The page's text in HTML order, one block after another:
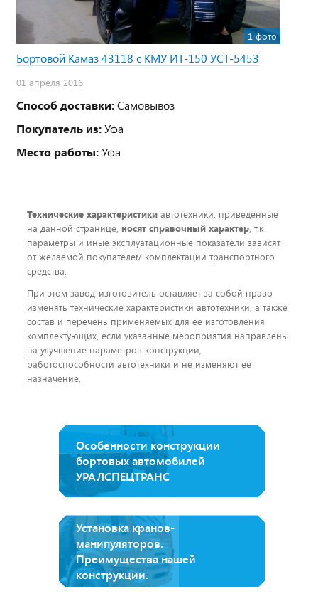
1 фото
Бортовой Камаз 43118 с КМУ ИТ-150 УСТ-5453
01 апреля 2016
Способ доставки:Самовывоз
Покупатель из:Уфа
Место работы:Уфа
Технические характеристики автотехники, приведенные
на данной странице, носят справочный характер, т.к.
параметры и иные эксплуатационные показатели зависят
от желаемой покупателем комплектации транспортного
средства.
При этом завод-изготовитель оставляет за собой право
изменять технические характеристики автотехники, а также
состав и перечень применяемых для ее изготовления
комплектующих, если указанные мероприятия направлены
на улучшение параметров конструкции,
работоспособности автотехники и не изменяют ее
назначение.
Особенности конструкции
бортовых автомобилей
УРАЛСПЕЦТРАНС
Установка кранов-
манипуляторов.
Преимущества нашей
конструкции.